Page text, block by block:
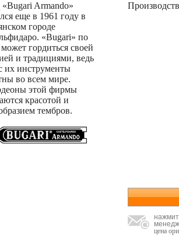
«Bugari Armando»
еще в 1961 году в
городе
«Bugari» по
гордиться своей
и традициями, ведь
их инструменты
во всем мире.
этой фирмы
красотой и
тембров.
цена